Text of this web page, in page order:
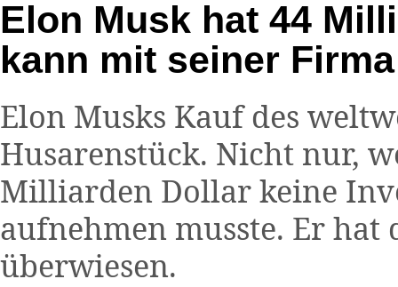
Elon Musk hat 44
kann mit seiner
Elon Musks Kauf des
Husarenstück. Nicht nur,
Milliarden Dollar keine
aufnehmen musste. Er
überwiesen.